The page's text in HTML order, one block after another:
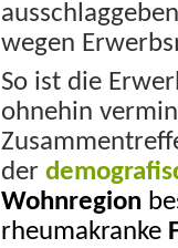
wegen
So ist die
ohnehin
der
Wohnregion
rheumakranke